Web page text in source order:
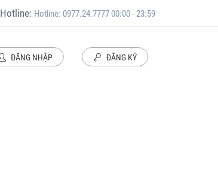
Hotline: Hotline: 0977.24.7777 00:00 - 23:59
ĐĂNG NHẬP ĐĂNG KÝ